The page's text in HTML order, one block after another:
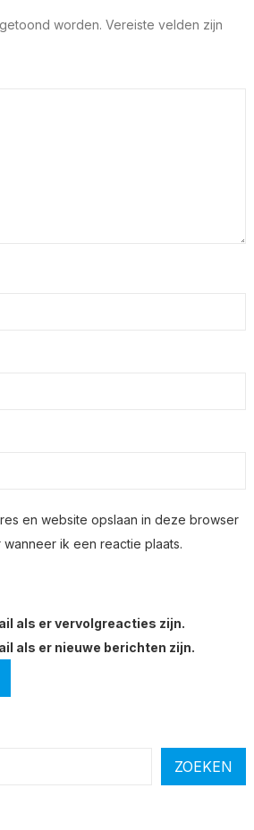
worden. Vereiste velden zijn
en website opslaan in deze browser
ik een reactie plaats.
als er vervolgreacties zijn.
als er nieuwe berichten zijn.
ZOEKEN